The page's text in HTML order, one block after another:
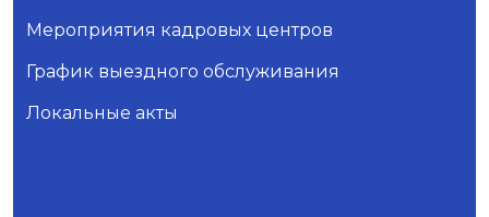
Мероприятия кадровых центров
График выездного обслуживания
Локальные акты